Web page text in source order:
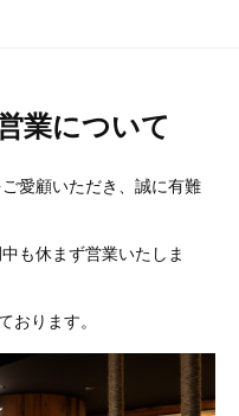
業について
愛顧いただき、誠に有難
も休まず営業いたしま
おります。